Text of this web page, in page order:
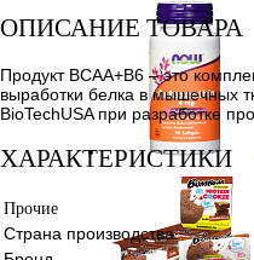
ОПИСАНИЕ ТОВАРА
Продукт BCAA+B6 – это
выработки белка в мышечных
BioTechUSA при разработке
ХАРАКТЕРИСТИКИ
Прочие
Страна производства